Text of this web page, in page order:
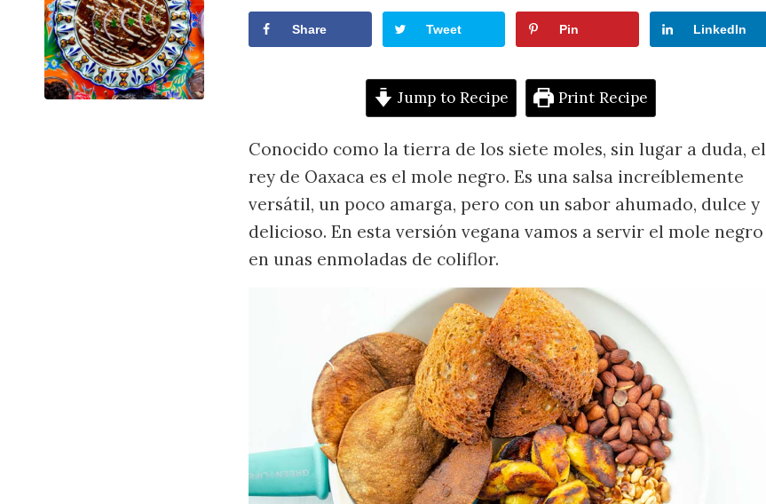
Share Tweet Pin LinkedIn
Jump to Recipe Print Recipe
Conocido como la tierra de los siete moles, sin lugar a duda, el
rey de Oaxaca es el mole negro. Es una salsa increíblemente
versátil, un poco amarga, pero con un sabor ahumado, dulce y
delicioso. En esta versión vegana vamos a servir el mole negro
en unas enmoladas de coliflor.